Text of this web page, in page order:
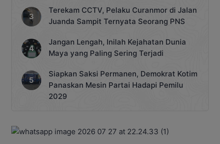
Terekam CCTV, Pelaku Curanmor di Jalan
Juanda Sampit Ternyata Seorang PNS
Jangan Lengah, Inilah Kejahatan Dunia
Maya yang Paling Sering Terjadi
Siapkan Saksi Permanen, Demokrat Kotim
Panaskan Mesin Partai Hadapi Pemilu
2029